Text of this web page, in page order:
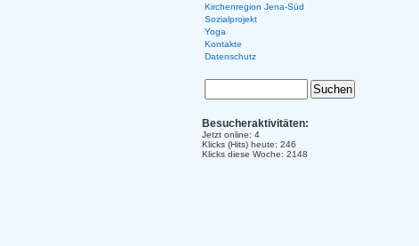
Kirchenregion Jena-Süd
Sozialprojekt
Yoga
Kontakte
Datenschutz
Besucheraktivitäten:
Jetzt online: 4
Klicks (Hits) heute: 246
Klicks diese Woche: 2148